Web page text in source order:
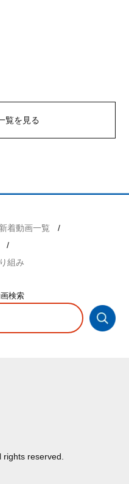
覧を見る
新着動画一覧
組み
検索
reserved.